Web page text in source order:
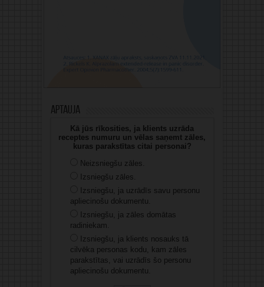
Aptauja
Kā jūs rīkosities, ja klients uzrāda
receptes numuru un vēlas saņemt zāles,
kuras parakstītas citai personai?
Neizsniegšu zāles.
Izsniegšu zāles.
Izsniegšu, ja uzrādīs savu personu
apliecinošu dokumentu.
Izsniegšu, ja zāles domātas
radiniekam.
Izsniegšu, ja klients nosauks tā
cilvēka personas kodu, kam zāles
parakstītas, vai uzrādīs šo personu
apliecinošu dokumentu.